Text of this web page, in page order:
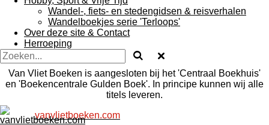
Wandel-, fiets- en stedengidsen & reisverhalen
Wandelboekjes serie 'Terloops'
Over deze site & Contact
Herroeping
Van Vliet Boeken is aangesloten bij het 'Centraal Boekhuis'
en 'Boekencentrale Gulden Boek'. In principe kunnen wij alle
titels leveren.
vanvlietboeken.com